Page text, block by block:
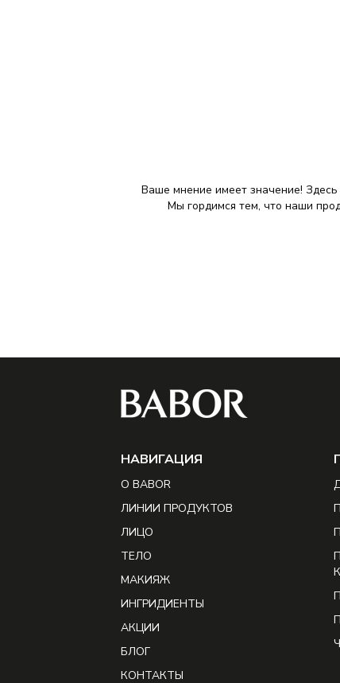
Ваше мнение имеет значение! Здесь
Мы гордимся тем, что наши
НAВИГАЦИЯ
О BABOR
ЛИНИИ ПРОДУКТОВ
ЛИЦО
ТЕЛО
МАКИЯЖ
ИНГРИДИЕНТЫ
АКЦИИ
БЛОГ
КОНТАКТЫ